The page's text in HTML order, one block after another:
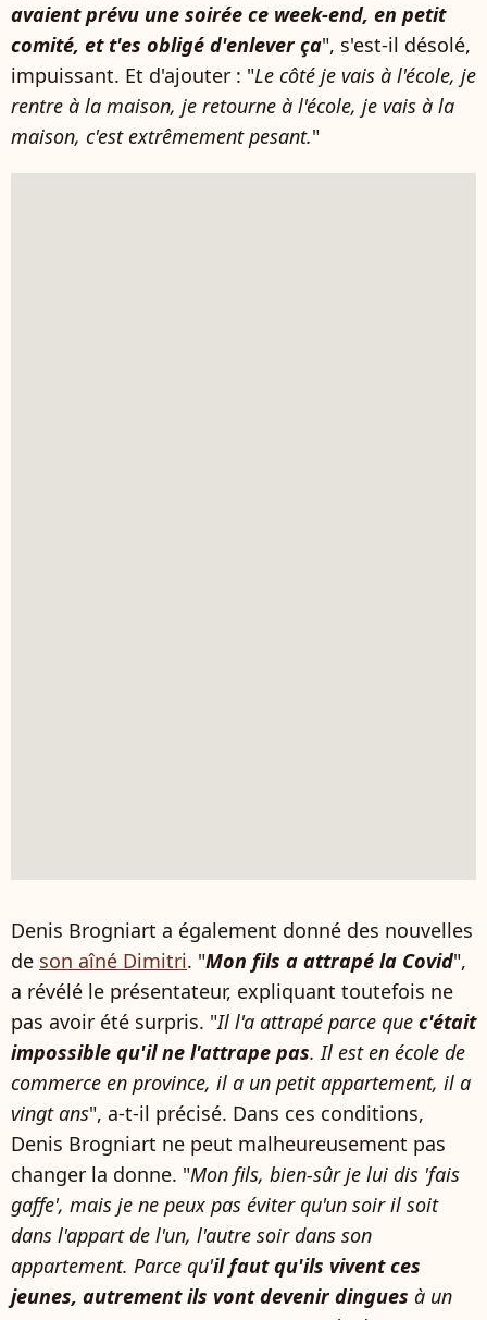
avaient prévu une soirée ce week-end, en petit
comité, et t'es obligé d'enlever ça", s'est-il désolé,
impuissant. Et d'ajouter : "Le côté je vais à l'école, je
rentre à la maison, je retourne à l'école, je vais à la
maison, c'est extrêmement pesant."
Denis Brogniart a également donné des nouvelles
de son aîné Dimitri. "Mon fils a attrapé la Covid",
a révélé le présentateur, expliquant toutefois ne
pas avoir été surpris. "Il l'a attrapé parce que c'était
impossible qu'il ne l'attrape pas. Il est en école de
commerce en province, il a un petit appartement, il a
vingt ans", a-t-il précisé. Dans ces conditions,
Denis Brogniart ne peut malheureusement pas
changer la donne. "Mon fils, bien-sûr je lui dis 'fais
gaffe', mais je ne peux pas éviter qu'un soir il soit
dans l'appart de l'un, l'autre soir dans son
appartement. Parce qu'il faut qu'ils vivent ces
jeunes, autrement ils vont devenir dingues à un